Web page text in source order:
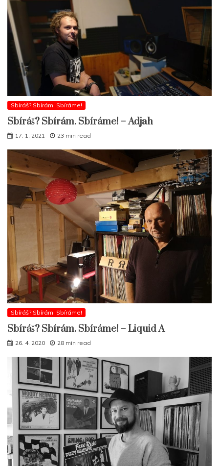
Sbíráš? Sbírám. Sbíráme!
Sbíráš? Sbírám. Sbíráme! – Adjah
17. 1. 2021 23 min read
Sbíráš? Sbírám. Sbíráme!
Sbíráš? Sbírám. Sbíráme! – Liquid A
26. 4. 2020 28 min read